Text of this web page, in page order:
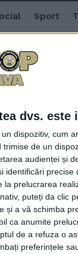
dvs. este
dispozitiv, cum
de un
audienței și
identificări
prelucrarea
puteți da clic
și a vă schimba
ca anumite
de a refuza o
preferințele
Sport
fi
va fi prezent
...